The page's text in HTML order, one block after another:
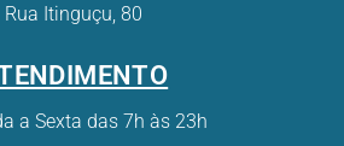
Rua Itinguçu, 80
a Sexta das 7h às 23h